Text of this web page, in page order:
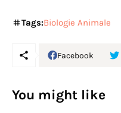
Tags:Biologie Animale
Facebook
You might like